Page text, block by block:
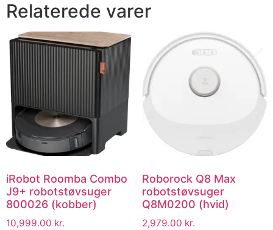
Relaterede varer
iRobot Roomba Combo
J9+ robotstøvsuger
800026 (kobber)
10,999.00 kr.
Roborock Q8 Max
robotstøvsuger
Q8M0200 (hvid)
2,979.00 kr.